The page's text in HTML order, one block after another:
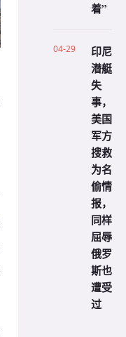
着”
04-29
印尼
潜艇
失
事，
美国
军方
搜救
为名
偷情
报，
同样
屈辱
俄罗
斯也
遭受
过